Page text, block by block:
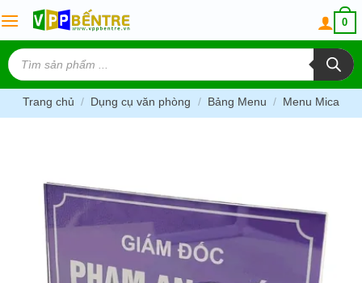
to
content
0
Tìm
kiếm
sản
phẩm
Trang chủ / Dụng cụ văn phòng / Bảng Menu / Menu Mica